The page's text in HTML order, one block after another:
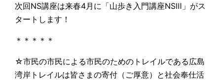
次回NS講座は来春4月に「山歩き入門講座NSⅢ」がス
タートします！
＊＊＊＊＊
☆市民の市民による市民のためのトレイルである広島
湾岸トレイルは皆さまの寄付（ご厚意）と社会奉仕活